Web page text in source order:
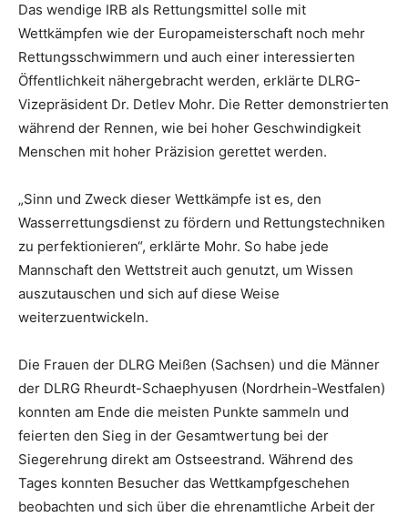
Das wendige IRB als Rettungsmittel solle mit
Wettkämpfen wie der Europameisterschaft noch mehr
Rettungsschwimmern und auch einer interessierten
Öffentlichkeit nähergebracht werden, erklärte DLRG-
Vizepräsident Dr. Detlev Mohr. Die Retter demonstrierten
während der Rennen, wie bei hoher Geschwindigkeit
Menschen mit hoher Präzision gerettet werden.
„Sinn und Zweck dieser Wettkämpfe ist es, den
Wasserrettungsdienst zu fördern und Rettungstechniken
zu perfektionieren“, erklärte Mohr. So habe jede
Mannschaft den Wettstreit auch genutzt, um Wissen
auszutauschen und sich auf diese Weise
weiterzuentwickeln.
Die Frauen der DLRG Meißen (Sachsen) und die Männer
der DLRG Rheurdt-Schaephyusen (Nordrhein-Westfalen)
konnten am Ende die meisten Punkte sammeln und
feierten den Sieg in der Gesamtwertung bei der
Siegerehrung direkt am Ostseestrand. Während des
Tages konnten Besucher das Wettkampfgeschehen
beobachten und sich über die ehrenamtliche Arbeit der